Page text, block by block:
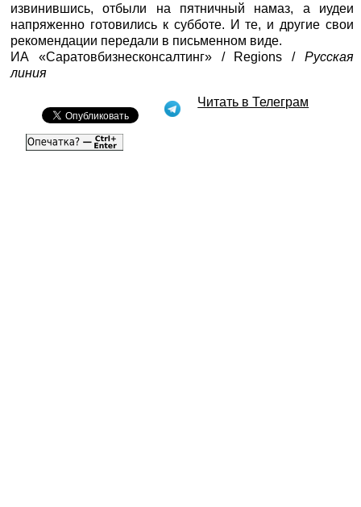
извинившись, отбыли на пятничный намаз, а иудеи
напряженно готовились к субботе. И те, и другие свои
рекомендации передали в письменном виде.
ИА «Саратовбизнесконсалтинг» / Regions / Русская
линия
Читать в Телеграм